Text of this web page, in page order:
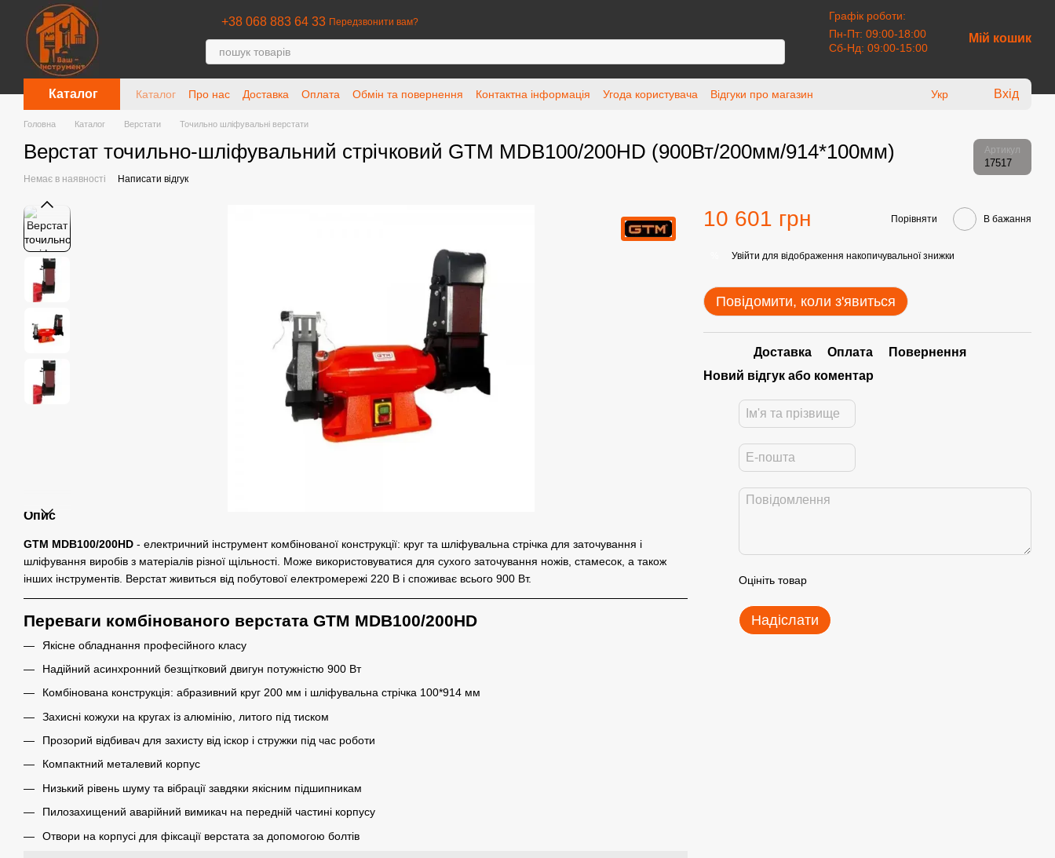
Перейти до основного контенту
+38 068 883 64 33 Передзвонити вам?
Графік роботи:
Пн-Пт: 09:00-18:00
Сб-Нд: 09:00-15:00
Мій кошик
Каталог Каталог Про нас Доставка Оплата Обмін та повернення Контактна інформація Угода користувача Відгуки про магазин Укр Вхід
Головна Каталог Верстати Точильно шліфувальні верстати
Верстат точильно-шліфувальний стрічковий GTM MDB100/200HD (900Вт/200мм/914*100мм) Артикул
17517
Немає в наявності Написати відгук
Опис
GTM MDB100/200HD - електричний інструмент комбінованої конструкції: круг та шліфувальна стрічка для заточування і
шліфування виробів з матеріалів різної щільності. Може використовуватися для сухого заточування ножів, стамесок, а також
інших інструментів. Верстат живиться від побутової електромережі 220 В і споживає всього 900 Вт.
Переваги комбінованого верстата GTM MDB100/200HD
Якісне обладнання професійного класу
Надійний асинхронний безщітковий двигун потужністю 900 Вт
Комбінована конструкція: абразивний круг 200 мм і шліфувальна стрічка 100*914 мм
Захисні кожухи на кругах із алюмінію, литого під тиском
Прозорий відбивач для захисту від іскор і стружки під час роботи
Компактний металевий корпус
Низький рівень шуму та вібрації завдяки якісним підшипникам
Пилозахищений аварійний вимикач на передній частині корпусу
Отвори на корпусі для фіксації верстата за допомогою болтів
10 601 грн Порівняти В бажання
Увійти для відображення накопичувальної знижки
Повідомити, коли з'явиться
Доставка Оплата
Повернення
Новий відгук або коментар
Оцініть товар
Надіслати